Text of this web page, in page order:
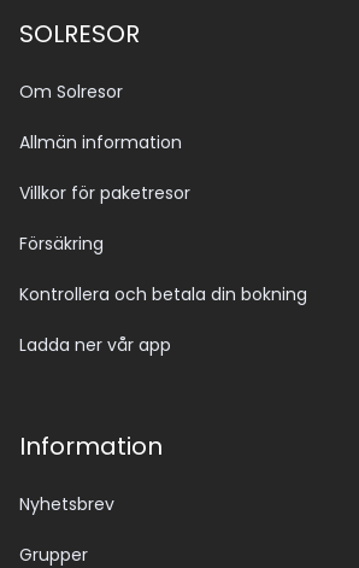
SOLRESOR
Om Solresor
Allmän information
Villkor för paketresor
Försäkring
Kontrollera och betala din bokning
Ladda ner vår app
Information
Nyhetsbrev
Grupper